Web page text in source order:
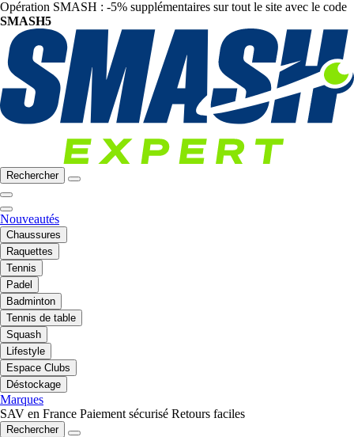
Opération SMASH : -5% supplémentaires sur tout le site avec le code
SMASH5
Rechercher
Nouveautés
Chaussures
Raquettes
Tennis
Padel
Badminton
Tennis de table
Squash
Lifestyle
Espace Clubs
Déstockage
Marques
SAV en France Paiement sécurisé Retours faciles
Rechercher